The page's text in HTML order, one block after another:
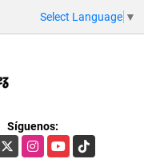
Select Language ▼
Síguenos:
X InstagramYouTubeTikTok